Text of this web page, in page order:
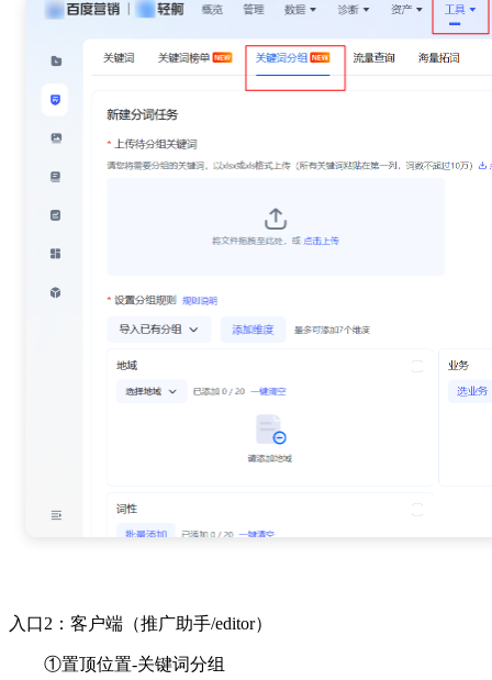
入口2：客户端（推广助手/editor）
①置顶位置-关键词分组